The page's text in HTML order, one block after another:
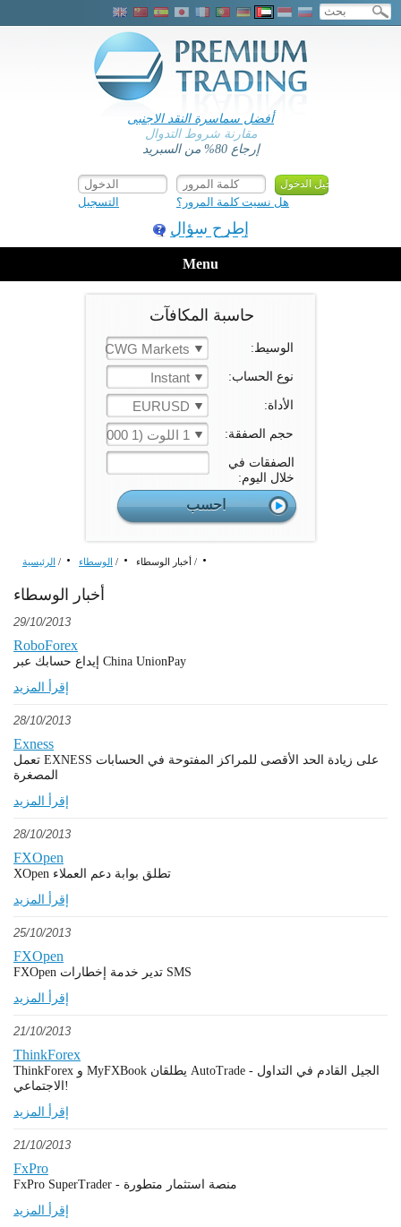
أفضل سماسرة النقد الاجنبى
مقارنة شروط التدوال
إرجاع 80% من السبريد
التسجيل هل نسيت كلمة المرور؟
إطرح سؤال
Menu
حاسبة المكافآت
الوسيط: CWG Markets
نوع الحساب: Instant
الأداة: EURUSD
حجم الصفقة: 1 اللوت (1 000 الوحدة)
الصفقات في
خلال اليوم:
الرئيسية / الوسطاء / أخبار الوسطاء /
أخبار الوسطاء
29/10/2013
RoboForex
إيداع حسابك عبر China UnionPay
إقرأ المزيد
28/10/2013
Exness
تعمل EXNESS على زيادة الحد الأقصى للمراكز المفتوحة في الحسابات
المصغرة
إقرأ المزيد
28/10/2013
FXOpen
XOpen تطلق بوابة دعم العملاء
إقرأ المزيد
25/10/2013
FXOpen
FXOpen تدير خدمة إخطارات SMS
إقرأ المزيد
21/10/2013
ThinkForex
ThinkForex و MyFXBook يطلقان AutoTrade - الجيل القادم في التداول
الاجتماعي!
إقرأ المزيد
21/10/2013
FxPro
FxPro SuperTrader - منصة استثمار متطورة
إقرأ المزيد